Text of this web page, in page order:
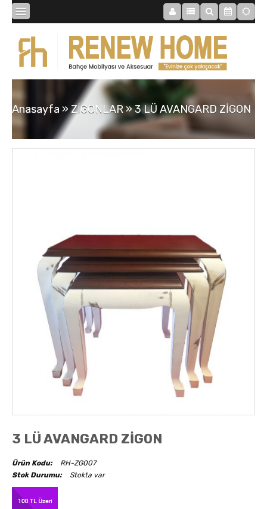
BİBLOLAR
SAATLER
AYNALAR
AKSESUARLAR
OBJELER
Anasayfa »ZİGONLAR»3 LÜ AVANGARD ZİGON
3 LÜ AVANGARD ZİGON
Ürün Kodu:
RH-ZG007
Stok Durumu:
Stokta var